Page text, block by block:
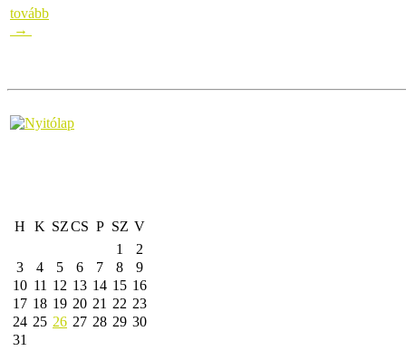
tovább
→
H K SZCS P SZ V
1
2
3
4 5 6 7 8
9
10 11 12 13 14 15 16
17 18 19 20 21 22 23
24 25 26 27 28 29 30
31